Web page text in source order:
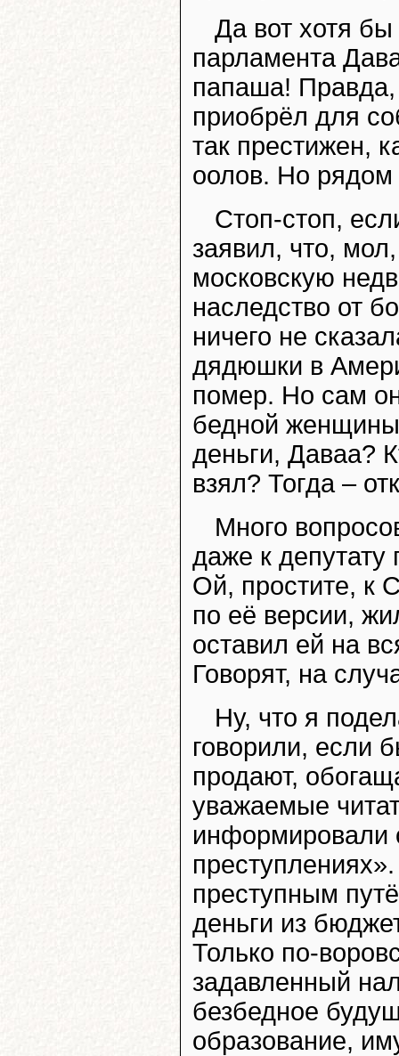
Да вот хотя бы
парламента
папаша!
приобрёл для
так престижен,
оолов. Но рядом
Стоп-стоп,
заявил, что,
московскую
наследство от
ничего не
дядюшки в
помер. Но сам
бедной женщины
деньги, Даваа?
взял? Тогда –
Много
даже к
Ой, простите, к
по её версии,
оставил ей на
Говорят, на
Ну, что я
говорили, если
продают,
уважаемые
информировали
преступным
деньги из
Только по-
задавленный
безбедное
образование,